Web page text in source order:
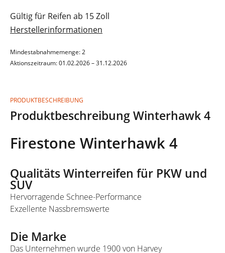
Gültig für Reifen ab 15 Zoll
Herstellerinformationen
Mindestabnahmemenge: 2
Aktionszeitraum: 01.02.2026 – 31.12.2026
PRODUKTBESCHREIBUNG
Produktbeschreibung Winterhawk 4
Firestone Winterhawk 4
Qualitäts Winterreifen für PKW und
SUV
Hervorragende Schnee-Performance
Exzellente Nassbremswerte
Die Marke
Das Unternehmen wurde 1900 von Harvey